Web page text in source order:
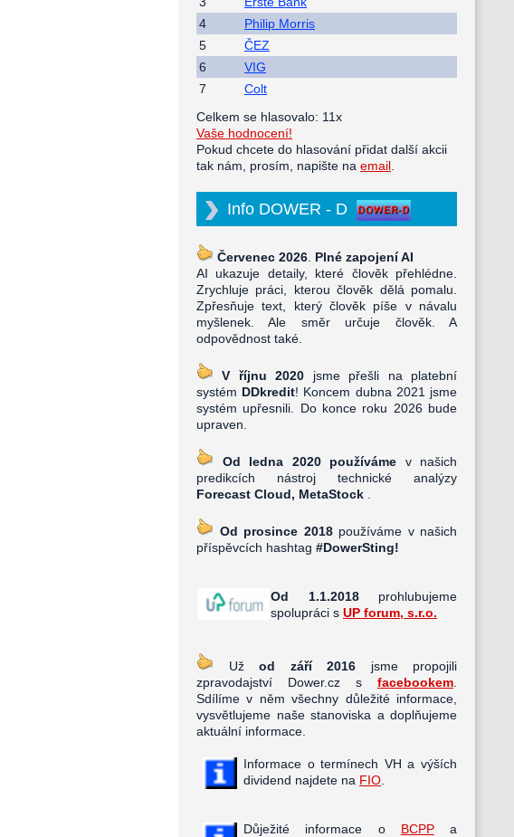
4
Philip Morris
5
ČEZ
6
VIG
7
Colt
Celkem se hlasovalo: 11x
Vaše hodnocení!
Pokud chcete do hlasování přidat další akcii
tak nám, prosím, napište na email
Info DOWER - D
Červenec 2026 Plné zapojení AI
AI ukazuje detaily, které člověk přehlédne.
Zrychluje práci, kterou člověk dělá pomalu.
Zpřesňuje text, který člověk píše v návalu
myšlenek. Ale směr určuje člověk. A
odpovědnost také.
V říjnu 2020 jsme přešli na platební
systém DDkredit! Koncem dubna 2021 jsme
systém upřesnili. Do konce roku 2026 bude
upraven.
Od ledna 2020 používáme v našich
predikcích nástroj technické analýzy
Forecast Cloud, MetaStock
Od prosince 2018používáme v našich
příspěvcích hashtag #DowerSting!
Od 1.1.2018prohlubujeme
spolupráci s UP forum, s.r.o.
Už od září 2016 jsme propojili
zpravodajství Dower.cz s facebookem
Sdílíme v něm všechny důležité informace,
vysvětlujeme naše stanoviska a doplňujeme
aktuální informace.
Informace o termínech VH a výších
dividend najdete na FIO
Důježité informace o BCPPa